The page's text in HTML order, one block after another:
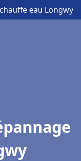
eau Longwy